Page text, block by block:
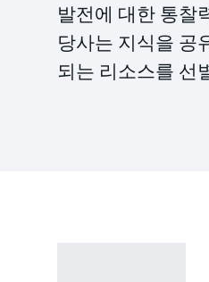
발전에 대한 통찰
당사는 지식을 공
되는 리소스를 선